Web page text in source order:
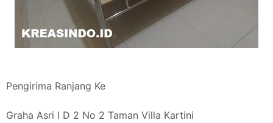
Pengirima Ranjang Ke
Graha Asri I D 2 No 2 Taman Villa Kartini